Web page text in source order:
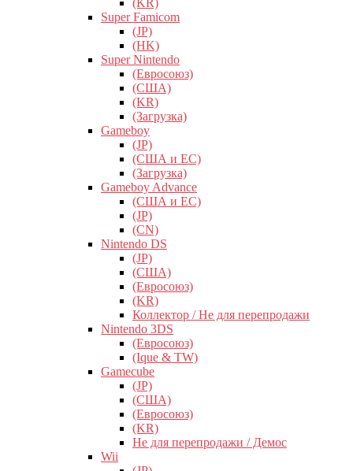
(KR)
Super Famicom
(JP)
(HK)
Super Nintendo
(Евросоюз)
(США)
(KR)
(Загрузка)
Gameboy
(JP)
(США и ЕС)
(Загрузка)
Gameboy Advance
(США и ЕС)
(JP)
(CN)
Nintendo DS
(JP)
(США)
(Евросоюз)
(KR)
Коллектор / Не для перепродажи
Nintendo 3DS
(Евросоюз)
(Ique & TW)
Gamecube
(JP)
(США)
(Евросоюз)
(KR)
Не для перепродажи / Демос
Wii